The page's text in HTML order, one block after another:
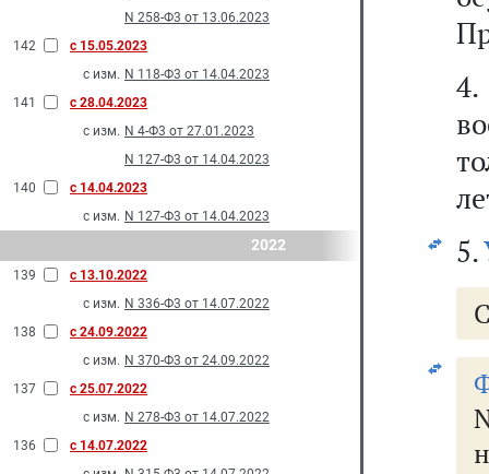
N 258-Ф3 от 13.06.2023
142
с 15.05.2023
с изм. N 118-Ф3 от 14.04.2023
141
с 28.04.2023
с изм. N 4-Ф3 от 27.01.2023
N 127-Ф3 от 14.04.2023
140
с 14.04.2023
с изм. N 127-Ф3 от 14.04.2023
2022
139
с 13.10.2022
с изм. N 336-Ф3 от 14.07.2022
138
с 24.09.2022
с изм. N 370-Ф3 от 24.09.2022
137
с 25.07.2022
с изм. N 278-Ф3 от 14.07.2022
136
с 14.07.2022
5.